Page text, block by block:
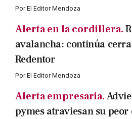
PorEl Editor Mendoza
Alerta en la cordillera.
avalancha: continúa
Redentor
PorEl Editor Mendoza
Alerta empresaria.
pymes atraviesan su